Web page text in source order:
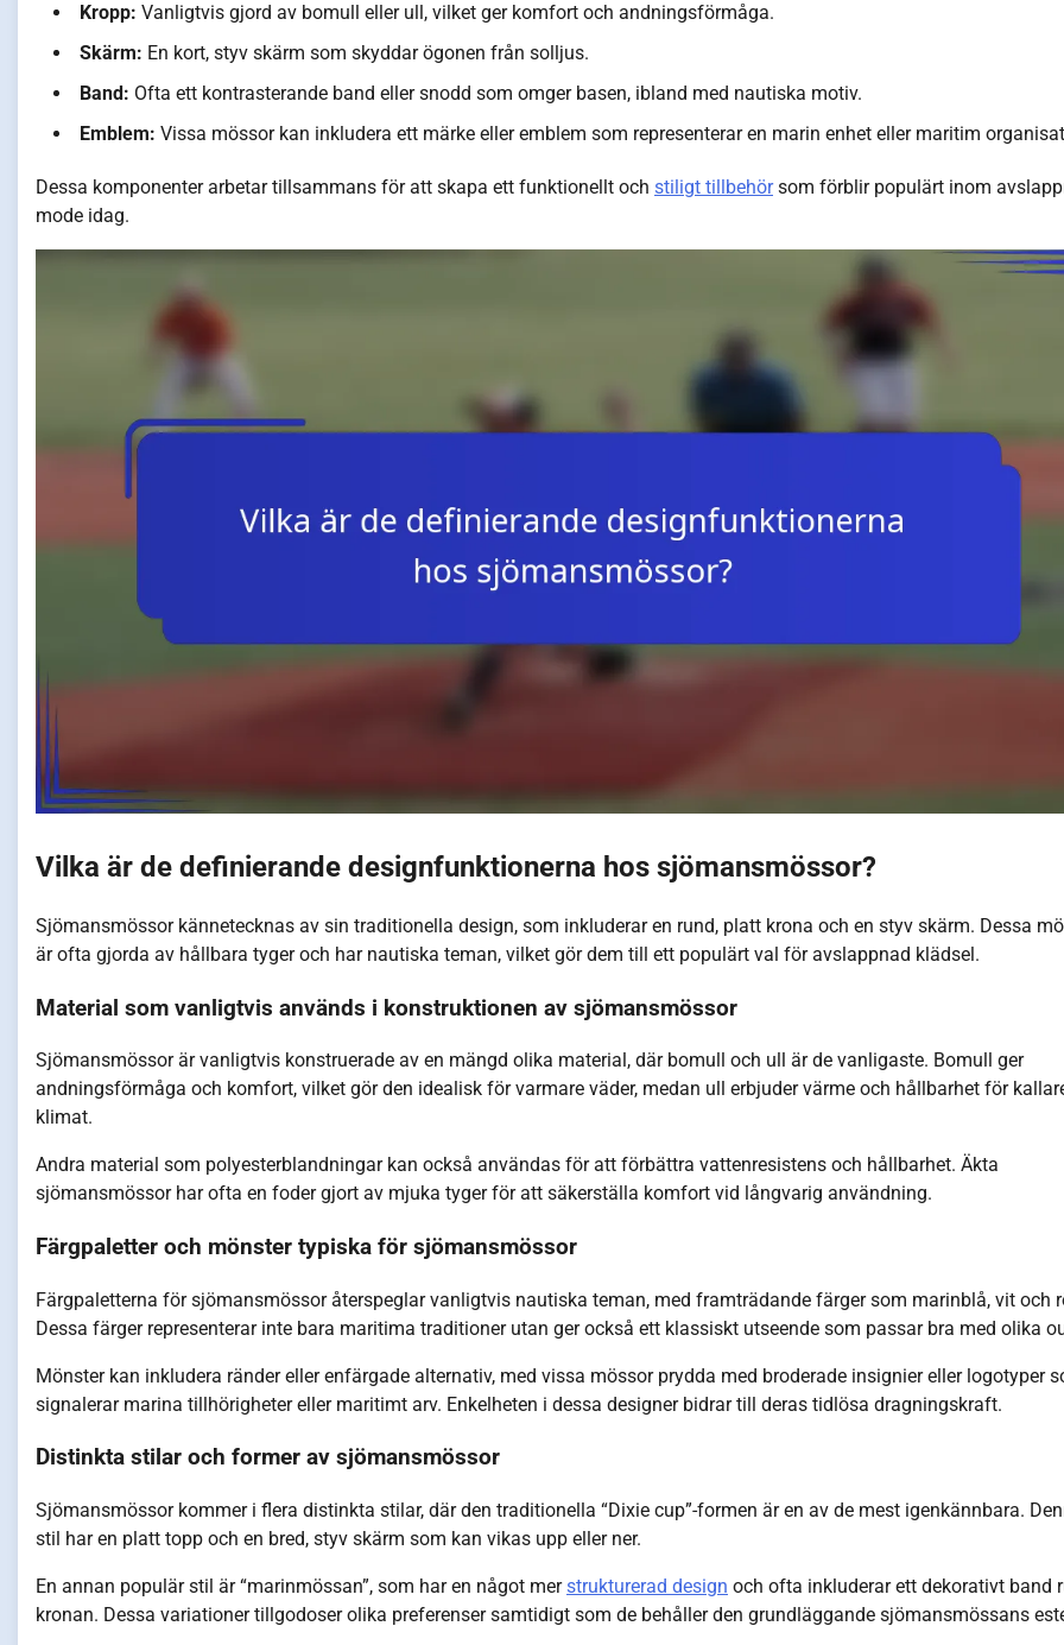
Kropp: Vanligtvis gjord av bomull eller ull, vilket ger komfort och andningsförmåga.
Skärm: En kort, styv skärm som skyddar ögonen från solljus.
Band: Ofta ett kontrasterande band eller snodd som omger basen, ibland med nautiska motiv.
Emblem: Vissa mössor kan inkludera ett märke eller emblem som representerar en marin enhet eller maritim
Dessa komponenter arbetar tillsammans för att skapa ett funktionellt och stiligt tillbehörsom förblir populärt inom
mode idag.
Vilka är de definierande designfunktionerna hos sjömansmössor?
Sjömansmössor kännetecknas av sin traditionella design, som inkluderar en rund, platt krona och en styv skärm. Dessa
är ofta gjorda av hållbara tyger och har nautiska teman, vilket gör dem till ett populärt val för avslappnad klädsel.
Material som vanligtvis används i konstruktionen av sjömansmössor
Sjömansmössor är vanligtvis konstruerade av en mängd olika material, där bomull och ull är de vanligaste. Bomull ger
andningsförmåga och komfort, vilket gör den idealisk för varmare väder, medan ull erbjuder värme och hållbarhet för
klimat.
Andra material som polyesterblandningar kan också användas för att förbättra vattenresistens och hållbarhet. Äkta
sjömansmössor har ofta en foder gjort av mjuka tyger för att säkerställa komfort vid långvarig användning.
Färgpaletter och mönster typiska för sjömansmössor
Färgpaletterna för sjömansmössor återspeglar vanligtvis nautiska teman, med framträdande färger som marinblå, vit och
Dessa färger representerar inte bara maritima traditioner utan ger också ett klassiskt utseende som passar bra med olika
Mönster kan inkludera ränder eller enfärgade alternativ, med vissa mössor prydda med broderade insignier eller logotyper
signalerar marina tillhörigheter eller maritimt arv. Enkelheten i dessa designer bidrar till deras tidlösa dragningskraft.
Distinkta stilar och former av sjömansmössor
Sjömansmössor kommer i flera distinkta stilar, där den traditionella “Dixie cup”-formen är en av de mest igenkännbara.
stil har en platt topp och en bred, styv skärm som kan vikas upp eller ner.
En annan populär stil är “marinmössan”, som har en något merstrukturerad design och ofta inkluderar ett dekorativt band
kronan. Dessa variationer tillgodoser olika preferenser samtidigt som de behåller den grundläggande sjömansmössans